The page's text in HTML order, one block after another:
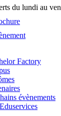
du lundi au
Factory
évènements